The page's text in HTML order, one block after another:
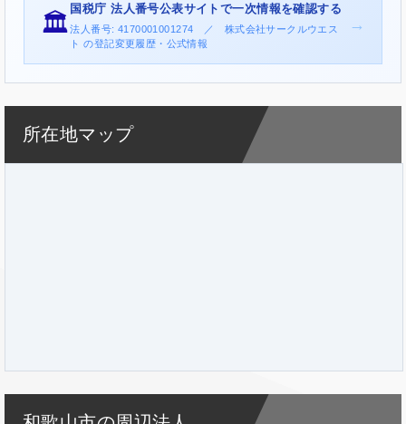
🏛️
国税庁 法人番号公表サイトで一次情報を確認する
法人番号: 4170001001274 ／ 株式会社サークルウエス
ト の登記変更履歴・公式情報
→
所在地マップ